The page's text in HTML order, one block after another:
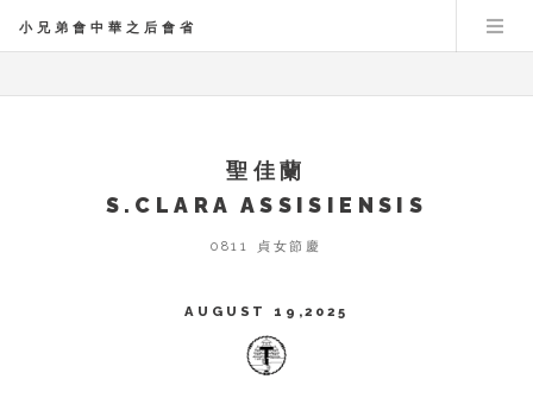
小兄弟會中華之后會省
聖佳蘭
S.CLARA ASSISIENSIS
0811 貞女節慶
AUGUST 19,2025